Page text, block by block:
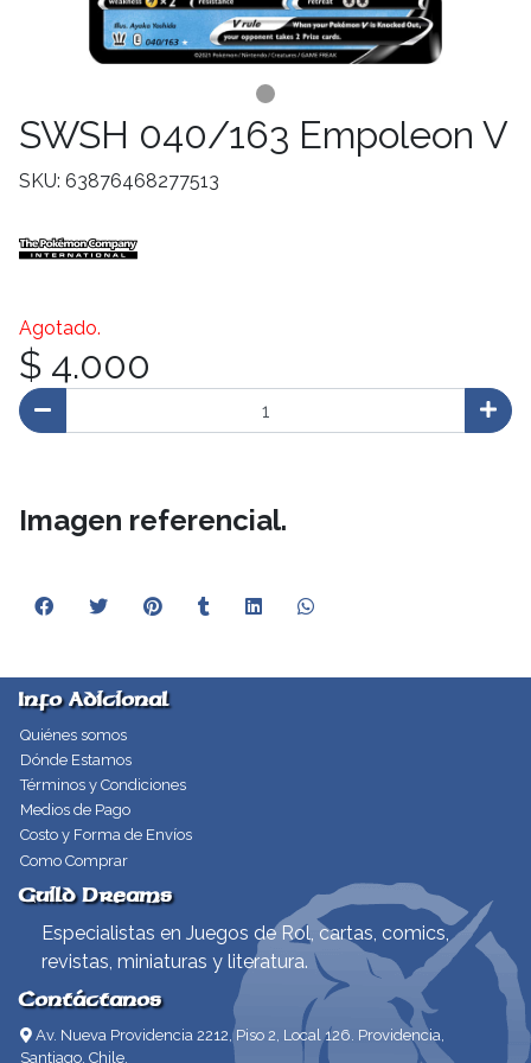
SWSH 040/163 Empoleon V
SKU: 63876468277513
Agotado.
$ 4.000
Imagen referencial.
Info Adicional
Quiénes somos
Dónde Estamos
Términos y Condiciones
Medios de Pago
Costo y Forma de Envíos
Como Comprar
Guild Dreams
Especialistas en Juegos de Rol, cartas, comics,
revistas, miniaturas y literatura.
Contáctanos
Av. Nueva Providencia 2212, Piso 2, Local 126. Providencia,
Santiago, Chile.